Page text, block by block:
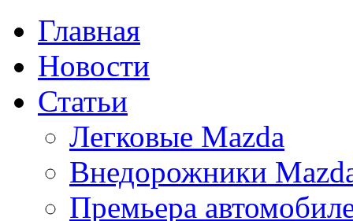
Главная
Новости
Статьи
Легковые Mazda
Внедорожники
Премьера